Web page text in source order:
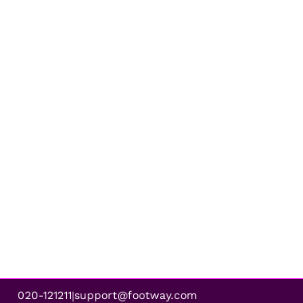
020-121211|support@footway.com